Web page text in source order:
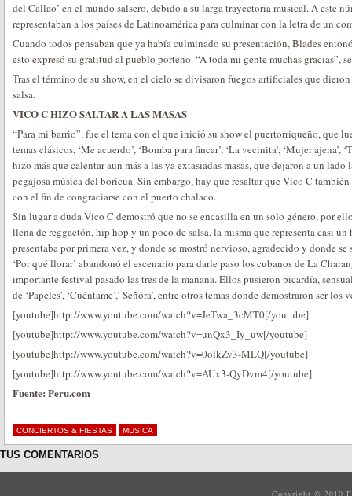
del Callao’ en el mundo salsero, debido a su larga trayectoria musical. A este
representaban a los países de Latinoamérica para culminar con la letra de un
Cuando todos pensaban que ya había culminado su presentación, Blades
esto expresó su gratitud al pueblo porteño. “A toda mi gente muchas gracias”,
Tras el término de su show, en el cielo se divisaron fuegos artificiales que
salsa.
VICO C HIZO SALTAR A LAS MASAS
“Para mi barrio”, fue el tema con el que inició su show el puertorriqueño, que
temas clásicos, ‘Me acuerdo’, ‘Bomba para fincar’, ‘La vecinita’, ‘Mujer ajena’,
hizo más que calentar aun más a las ya extasiadas masas, que dejaron a un
pegajosa música del boricua. Sin embargo, hay que resaltar que Vico C
con el fin de congraciarse con el puerto chalaco.
Sin lugar a duda Vico C demostró que no se encasilla en un solo género, por
llena de reggaetón, hip hop y un poco de salsa, la misma que representa casi
presentaba por primera vez, y donde se mostró nervioso, agradecido y donde se
‘Por qué llorar’ abandonó el escenario para darle paso los cubanos de La
importante festival pasado las tres de la mañana. Ellos pusieron picardía,
de ‘Papeles’, ‘Cuéntame’,’ Señora’, entre otros temas donde demostraron ser los
[youtube]http://www.youtube.com/watch?v=JeTwa_3cMT0[/youtube]
[youtube]http://www.youtube.com/watch?v=unQx3_Iy_uw[/youtube]
[youtube]http://www.youtube.com/watch?v=0olkZv3-MLQ[/youtube]
[youtube]http://www.youtube.com/watch?v=AUx3-QyDvm4[/youtube]
Fuente: Peru.com
CONCIERTOS & FIESTAS MUSICA
TUS COMENTARIOS
Copyright © 2010